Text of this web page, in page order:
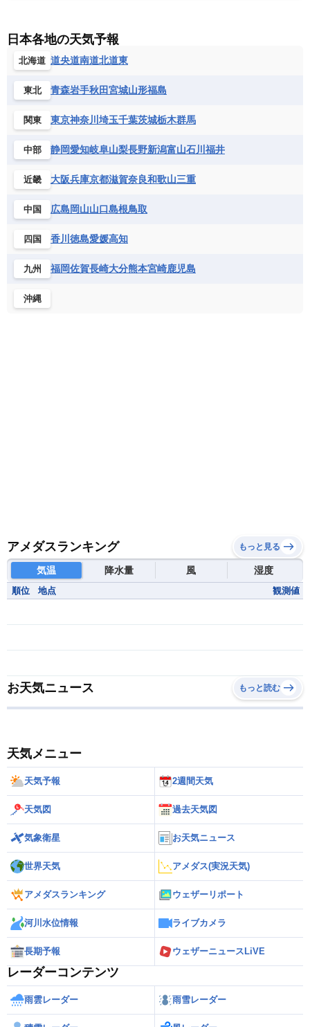
スロバキア
スロベニア共和国
チェコ
デンマーク
フランス
ベルギー
ボスニア・ヘルツェゴビナ
モナコ公国
モルドバ
モンテネグロ
ラトビア
リトアニア
リヒテンシュタイン
北マケドニア
バヌアツ
パプアニューギニア
ワリス・フテュナ
キューバ
グアテマラ
グレナダ
ケイマン諸島
コロンビア
ジャマイカ
セントクリストファー・ネービス
セントビンセント及びグレナディーン諸島
セントルシア
チリ
トリニダード・トバゴ
ドミニカ共和国
ニカラグア共和国
ハイチ共和国
バルバドス
パナマ
フランス領ギアナ
ベネズエラ
ベリーズ
ボリビア
メキシコ
エジプト
エスワティニ王国
エリトリア国
カメルーン
ギニアビサウ共和国
ケニア
コンゴ共和国
コンゴ民主共和国
コートジボワール
サントメ・プリンシペ民主共和国
ザンビア共和国
シエラレオネ共和国
ジブチ共和国
ジンバブエ
セントヘレナ諸島
セーシェル
チュニジア
ナミビア
ニジェール
ブルキナファソ
マダガスカル
日本各地の天気予報
北海道 道央道南道北道東
東北 青森岩手秋田宮城山形福島
関東 東京神奈川 埼玉千葉茨城栃木群馬
中部 静岡愛知岐阜山梨長野新潟富山石川 福井
近畿 大阪兵庫京都滋賀奈良和歌山三重
中国 広島岡山山口島根鳥取
四国 香川 徳島愛媛高知
九州 福岡佐賀長崎大分熊本宮崎鹿児島
沖縄
アメダスランキング もっと見る
気温 降水量 風 湿度
順位 地点 観測値
お天気ニュース もっと読む
天気メニュー
天気予報 2週間天気
天気図 過去天気図
気象衛星 お天気ニュース
世界天気 アメダス(実況天気)
アメダスランキング ウェザーリポート
河川水位情報 ライブカメラ
長期予報 ウェザーニュースLiVE
レーダーコンテンツ
雨雲レーダー 雨雪レーダー